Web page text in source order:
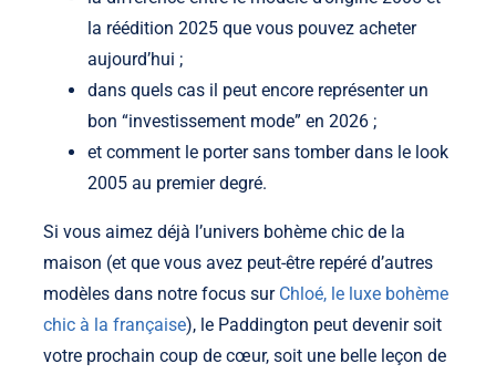
la réédition 2025 que vous pouvez acheter
aujourd’hui ;
dans quels cas il peut encore représenter un
bon “investissement mode” en 2026 ;
et comment le porter sans tomber dans le look
2005 au premier degré.
Si vous aimez déjà l’univers bohème chic de la
maison (et que vous avez peut-être repéré d’autres
modèles dans notre focus sur Chloé, le luxe bohème
chic à la française), le Paddington peut devenir soit
votre prochain coup de cœur, soit une belle leçon de